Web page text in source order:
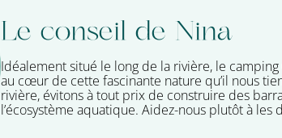
Le conseil de Nina
Idéalement situé le long de la rivière, le
au cœur de cette fascinante nature qu’il nous
rivière, évitons à tout prix de construire des
l’écosystème aquatique. Aidez-nous plutôt à les